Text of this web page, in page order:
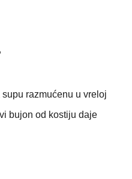
razmućenu u vreloj
bujon od kostiju daje